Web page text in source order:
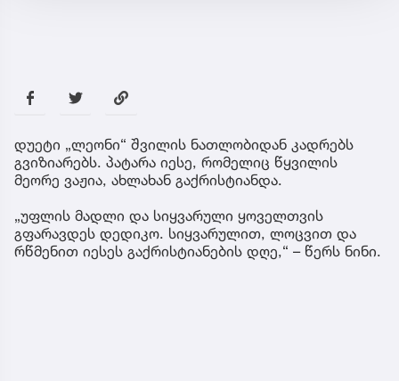
დუეტი „ლეონი“ შვილის ნათლობიდან კადრებს
გვიზიარებს. პატარა იესე, რომელიც წყვილის
მეორე ვაჟია, ახლახან გაქრისტიანდა.
„უფლის მადლი და სიყვარული ყოველთვის
გფარავდეს დედიკო. სიყვარულით, ლოცვით და
რწმენით იესეს გაქრისტიანების დღე,“ – წერს ნინი.